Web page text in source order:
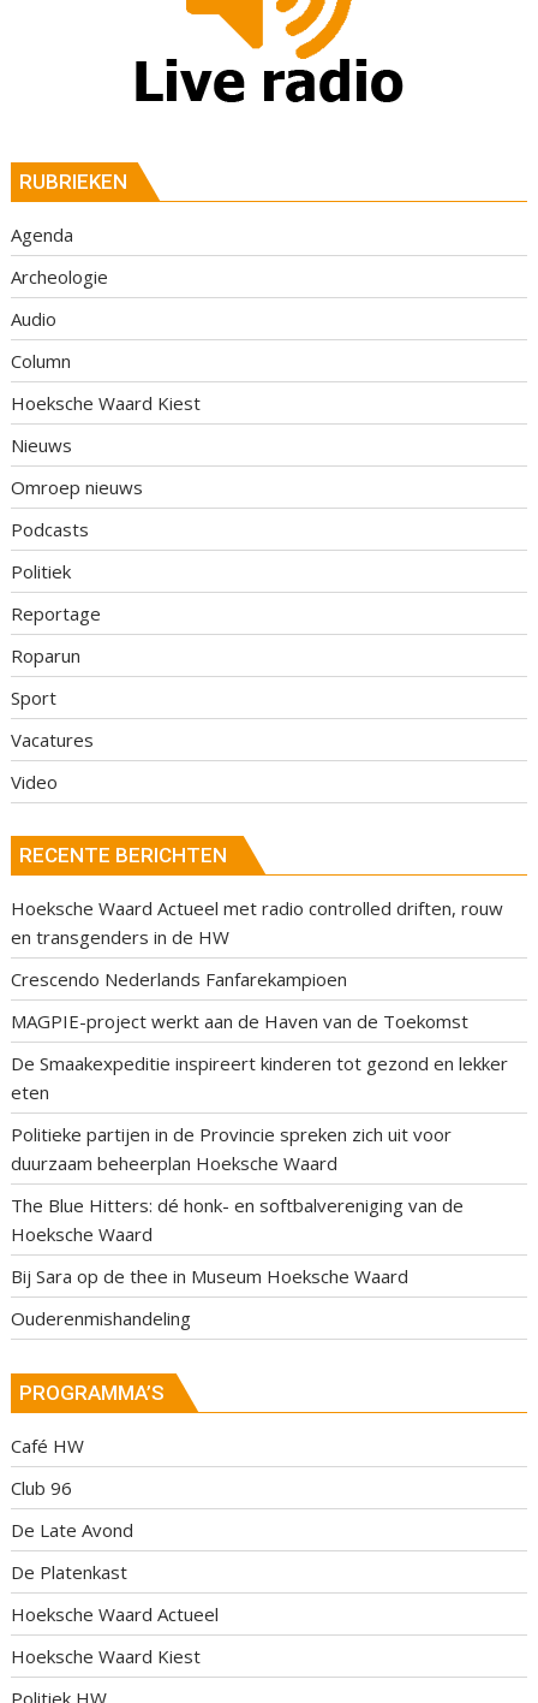
RUBRIEKEN
Agenda
Archeologie
Audio
Column
Hoeksche Waard Kiest
Nieuws
Omroep nieuws
Podcasts
Politiek
Reportage
Roparun
Sport
Vacatures
Video
RECENTE BERICHTEN
Hoeksche Waard Actueel met radio controlled driften, rouw
en transgenders in de HW
Crescendo Nederlands Fanfarekampioen
MAGPIE-project werkt aan de Haven van de Toekomst
De Smaakexpeditie inspireert kinderen tot gezond en lekker
eten
Politieke partijen in de Provincie spreken zich uit voor
duurzaam beheerplan Hoeksche Waard
The Blue Hitters: dé honk- en softbalvereniging van de
Hoeksche Waard
Bij Sara op de thee in Museum Hoeksche Waard
Ouderenmishandeling
PROGRAMMA’S
Café HW
Club 96
De Late Avond
De Platenkast
Hoeksche Waard Actueel
Hoeksche Waard Kiest
Politiek HW